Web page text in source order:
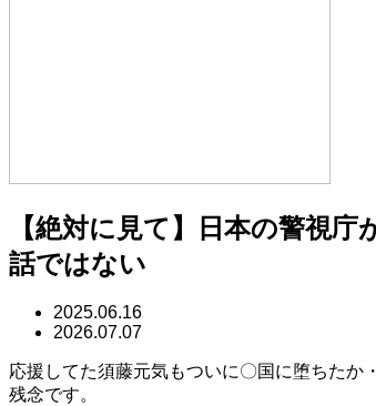
【絶対に見て】日本の警視
話ではない
2025.06.16
2026.07.07
応援してた須藤元気もついに〇国に堕ちたか
残念です。